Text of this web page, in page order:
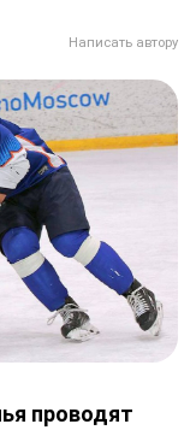
Написать автору
проводят